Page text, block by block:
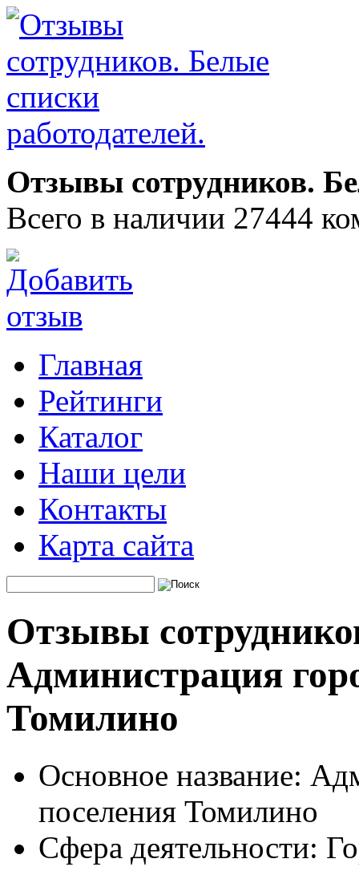
Отзывы сотрудников.
Всего в наличии 27444
Главная
Рейтинги
Каталог
Наши цели
Контакты
Карта сайта
Отзывы
Администрация
Томилино
Основное название:
поселения Томилино
Сфера деятельности: